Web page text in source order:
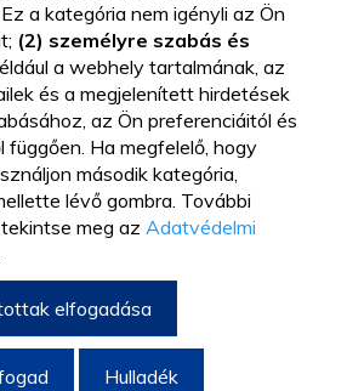
a kategória nem igényli az Ön
(2) személyre szabás és
a webhely tartalmának, az
és a megjelenített hirdetések
az Ön preferenciáitól és
függően. Ha megfelelő, hogy
második kategória,
lévő gombra. További
meg az Adatvédelmi
elfogadása
Hulladék